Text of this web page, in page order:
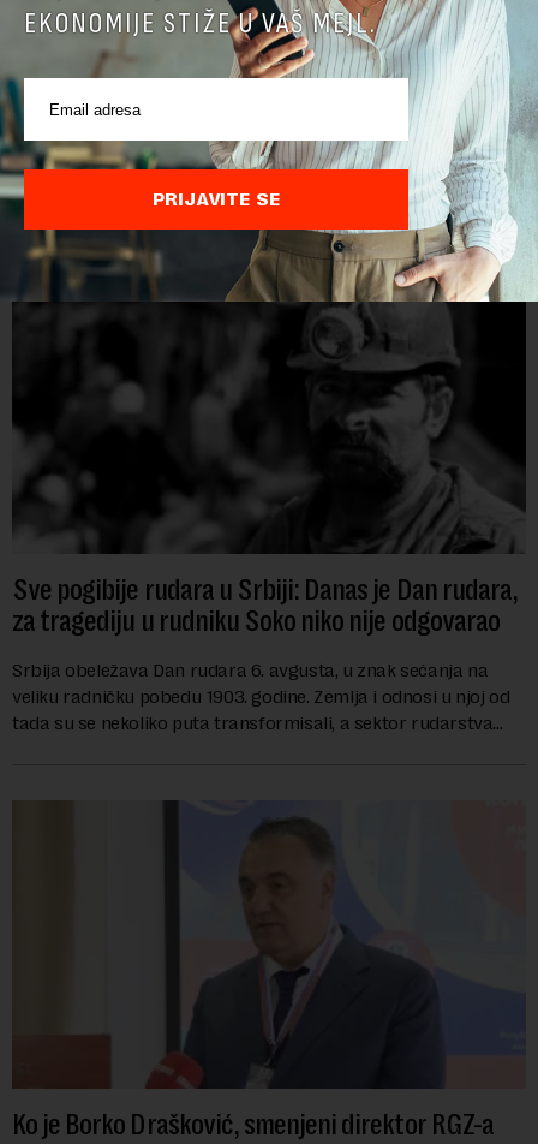
Papua Nova Gvineja potvrdila učešće na Ekspo
2027
Papua Nova Gvineja jedna je od 141 međunarodne učesnice
koje su do sada potvrdile učešće na specijalizovanoj
međunarodnoj izložbi "Ekspu 2027" Beograd, gde će predstaviti
i kao državu sa najvećom jezičkom ra...
Sve pogibije rudara u Srbiji: Danas je Dan rudara,
za tragediju u rudniku Soko niko nije odgovarao
Srbija obeležava Dan rudara 6. avgusta, u znak sećanja na
veliku radničku pobedu 1903. godine. Zemlja i odnosi u njoj od
tada su se nekoliko puta transformisali, a sektor rudarstva
Ko je Borko Drašković, smenjeni direktor RGZ-a
EKONOMIJE STIŽE U VAŠ MEJL.
PRIJAVITE SE